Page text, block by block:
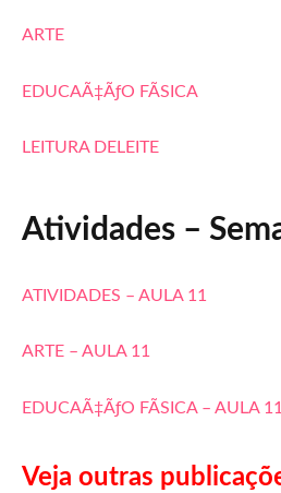
ARTE
EDUCAÃ‡ÃƒO FÃSICA
LEITURA DELEITE
Atividades –
ATIVIDADES – AULA 11
ARTE – AULA 11
EDUCAÃ‡ÃƒO FÃSICA – AULA 11
Veja outras